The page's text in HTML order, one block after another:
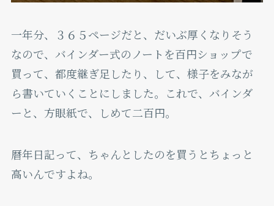
一年分、３６５ページだと、だいぶ厚くなりそう
なので、バインダー式のノートを百円ショップで
買って、都度継ぎ足したり、して、様子をみなが
ら書いていくことにしました。これで、バインダ
ーと、方眼紙で、しめて二百円。
暦年日記って、ちゃんとしたのを買うとちょっと
高いんですよね。